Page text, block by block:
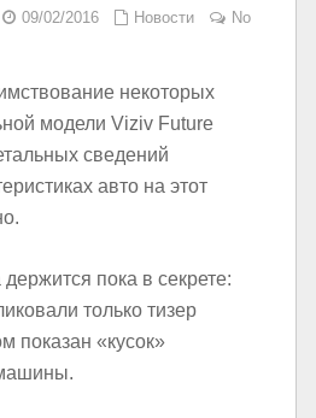
09/02/2016 Новости
No
некоторых
модели Viziv Future
сведений
авто на этот
пока в секрете:
только тизер
показан «кусок»